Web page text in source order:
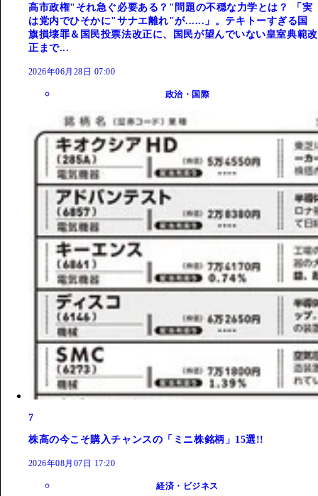
高市政権"それ急ぐ必要ある？"問題の不穏な力学とは？ 「実
は党内でひそかに"サナエ離れ"が......」。テキトーすぎる国
旗損壊罪＆国民投票法改正に、国民が望んでいない皇室典範改
正まで...
2026年06月28日 07:00
政治・国際
7
株高の今こそ購入チャンスの「ミニ株銘柄」15選!!
2026年08月07日 17:20
経済・ビジネス